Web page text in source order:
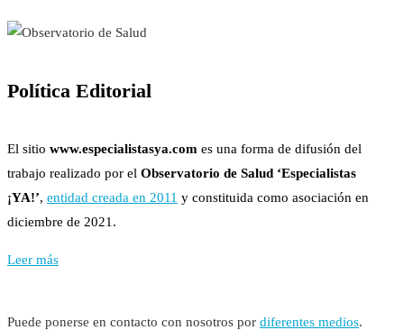
Política Editorial
El sitio www.especialistasya.com es una forma de difusión del
trabajo realizado por el Observatorio de Salud ‘Especialistas
¡YA!’, entidad creada en 2011 y constituida como asociación en
diciembre de 2021.
Leer más
Puede ponerse en contacto con nosotros por diferentes medios.